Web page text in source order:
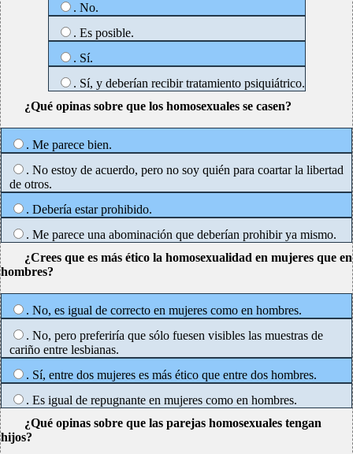
. No.
. Es posible.
. Sí.
. Sí, y deberían recibir tratamiento psiquiátrico.
¿Qué opinas sobre que los homosexuales se casen?
. Me parece bien.
. No estoy de acuerdo, pero no soy quién para coartar la libertad
de otros.
. Debería estar prohibido.
. Me parece una abominación que deberían prohibir ya mismo.
¿Crees que es más ético la homosexualidad en mujeres que en
hombres?
. No, es igual de correcto en mujeres como en hombres.
. No, pero preferiría que sólo fuesen visibles las muestras de
cariño entre lesbianas.
. Sí, entre dos mujeres es más ético que entre dos hombres.
. Es igual de repugnante en mujeres como en hombres.
¿Qué opinas sobre que las parejas homosexuales tengan
hijos?